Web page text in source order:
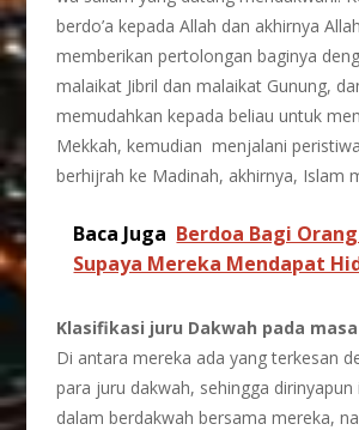
berdo’a kepada Allah dan akhirnya
memberikan pertolongan baginya
malaikat Jibril dan malaikat Gunung,
memudahkan kepada beliau untuk
Mekkah, kemudian menjalani
berhijrah ke Madinah, akhirnya, Islam
Baca Juga Berdoa Bagi
Supaya Mereka Mendapat
Klasifikasi juru Dakwah pada
Di antara mereka ada yang terkesan
para juru dakwah, sehingga
dalam berdakwah bersama mereka,